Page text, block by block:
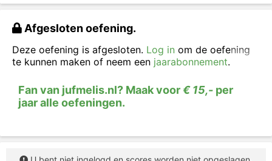
Neem het woord over en vul in: k of kk.
Afgesloten oefening.
Deze oefening is afgesloten. Log in om de oefening
te kunnen maken of neem een jaarabonnement.
Fan van jufmelis.nl? Maak voor€ 15,- per
jaar alle oefeningen.